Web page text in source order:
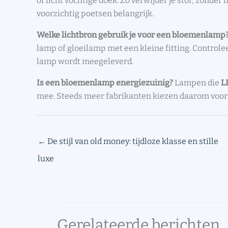
voorzichtig poetsen belangrijk.
Welke lichtbron gebruik je voor een
lamp of gloeilamp met een kleine fitting.
lamp wordt meegeleverd.
Is een bloemenlamp energiezuinig? Lampen die
mee. Steeds meer fabrikanten kiezen daarom
← De stijl van old money: tijdloze klasse en stille
luxe